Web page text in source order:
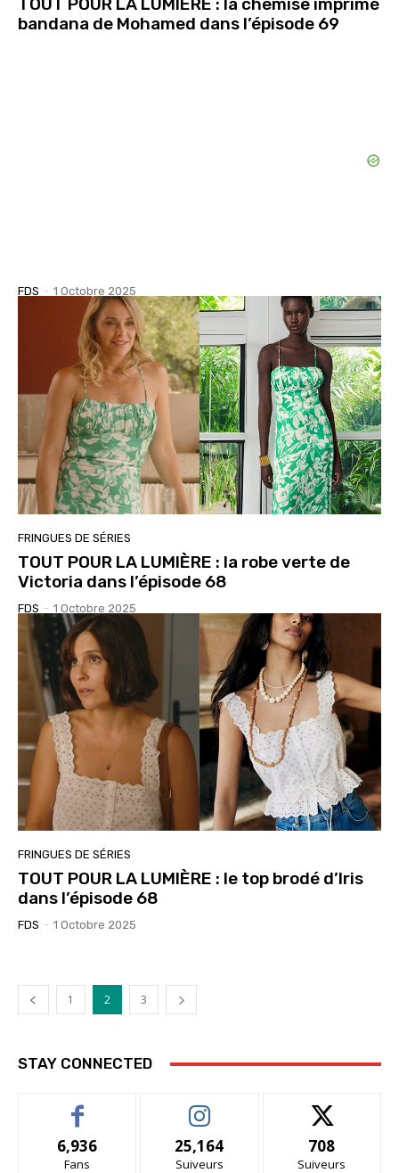
bandana de Mohamed dans l’épisode 69
FDS - 1 Octobre 2025
FRINGUES DE SÉRIES
TOUT POUR LA LUMIÈRE : la robe verte de
Victoria dans l’épisode 68
FDS - 1 Octobre 2025
FRINGUES DE SÉRIES
TOUT POUR LA LUMIÈRE : le top brodé d’Iris
dans l’épisode 68
FDS - 1 Octobre 2025
1 2 3
STAY CONNECTED
6,936
Fans
25,164
Suiveurs
708
Suiveurs